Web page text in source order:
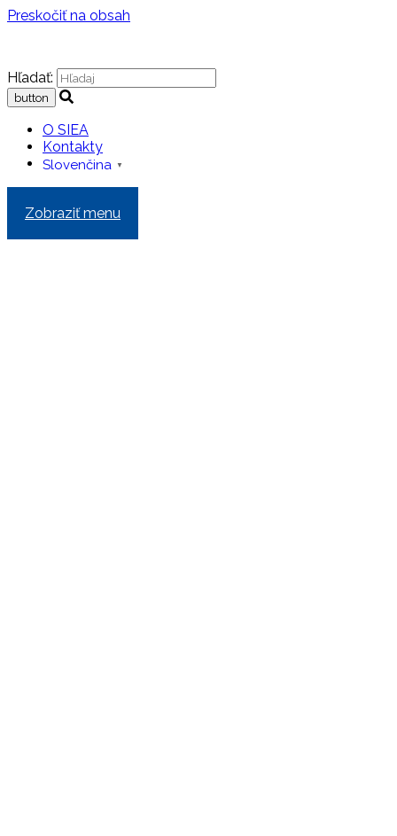
Preskočiť na obsah
Hľadať:
O SIEA
Kontakty
Slovenčina ▼
Zobraziť menu